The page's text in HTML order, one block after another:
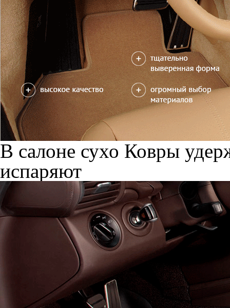
В салоне сухо Ковры
испаряют